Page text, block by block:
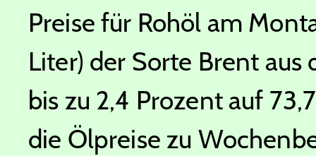
Preise für Rohöl am
Liter) der Sorte Brent
bis zu 2,4 Prozent auf
die Ölpreise zu